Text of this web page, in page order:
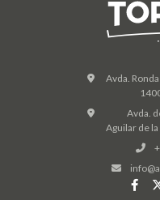
Avda. Ronda
Avda.
Aguilar de